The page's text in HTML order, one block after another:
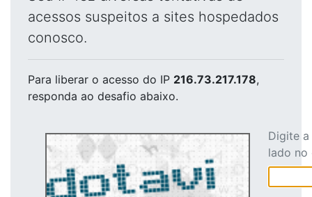
acessos suspeitos a sites hospedados
conosco.
Para liberar o acesso do IP 216.73.217.178,
responda ao desafio abaixo.
Digite
lado no